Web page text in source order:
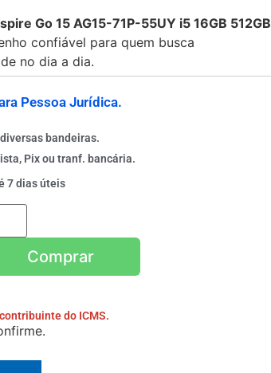
Go 15 AG15-71P-55UY i5 16GB 512GB
confiável para quem busca
no dia a dia.
Pessoa Jurídica.
bandeiras.
Pix ou tranf. bancária.
7 dias úteis
Adicionar ao carrinho
do ICMS.